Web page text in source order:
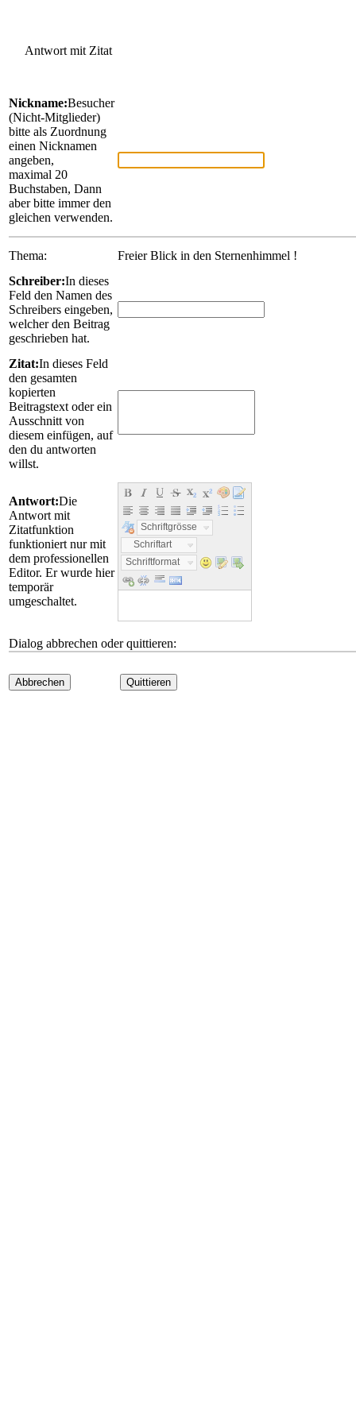
Antwort mit Zitat
Nickname:Besucher
(Nicht-Mitglieder)
bitte als Zuordnung
einen Nicknamen
angeben,
maximal 20
Buchstaben, Dann
aber bitte immer den
gleichen verwenden.
Thema:
Freier Blick in den Sternenhimmel !
Schreiber:In dieses
Feld den Namen des
Schreibers eingeben,
welcher den Beitrag
geschrieben hat.
Zitat:In dieses Feld
den gesamten
kopierten
Beitragstext oder ein
Ausschnitt von
diesem einfügen, auf
den du antworten
willst.
Antwort:Die
Antwort mit
Zitatfunktion
funktioniert nur mit
dem professionellen
Editor. Er wurde hier
temporär
umgeschaltet.
Schriftgrösse
Schriftart
Schriftformat
Dialog abbrechen oder quittieren:
Abbrechen Quittieren